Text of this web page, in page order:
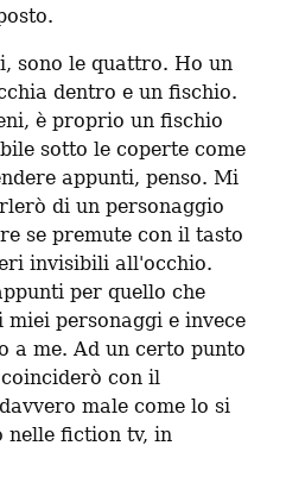
sono le quattro. Ho un
dentro e un fischio.
è proprio un fischio
sotto le coperte come
appunti, penso. Mi
di un personaggio
se premute con il tasto
invisibili all'occhio.
per quello che
miei personaggi e invece
a me. Ad un certo punto
con il
male come lo si
nelle fiction tv, in